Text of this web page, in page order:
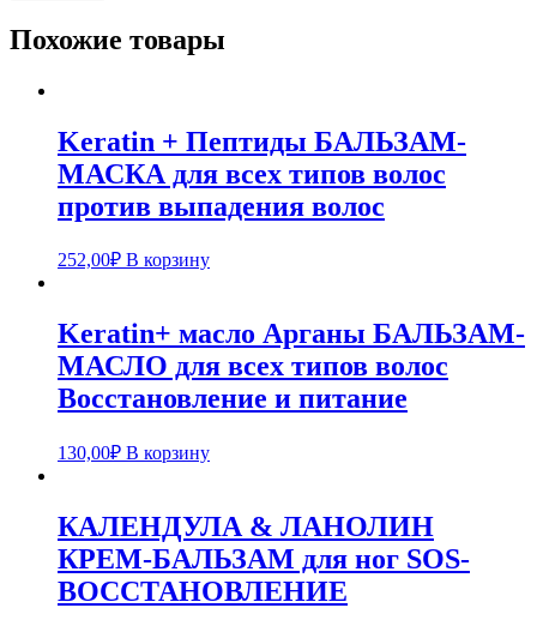
Похожие товары
Keratin + Пептиды БАЛЬЗАМ-
МАСКА для всех типов волос
против выпадения волос
252,00₽ В корзину
Keratin+ масло Арганы БАЛЬЗАМ-
МАСЛО для всех типов волос
Восстановление и питание
130,00₽ В корзину
КАЛЕНДУЛА & ЛАНОЛИН
КРЕМ-БАЛЬЗАМ для ног SOS-
ВОССТАНОВЛЕНИЕ